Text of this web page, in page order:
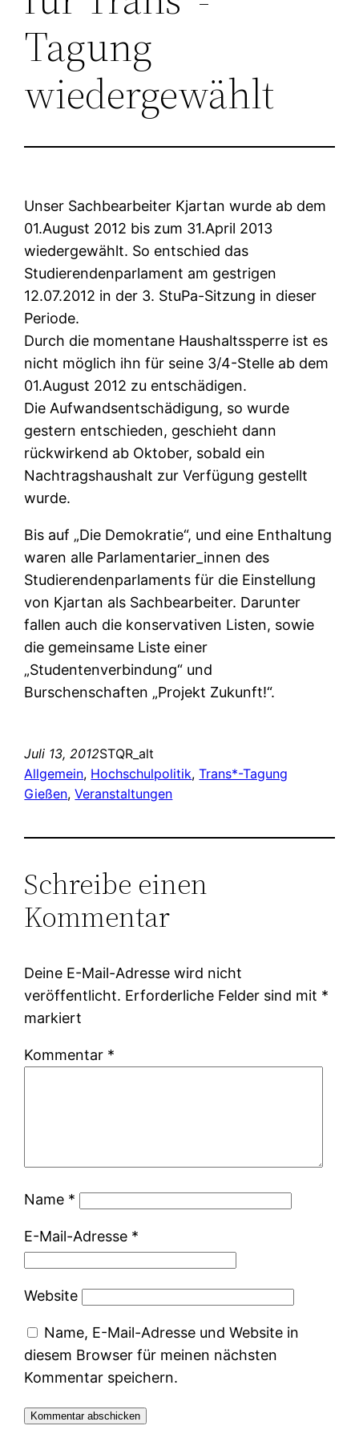
Tagung
wiedergewählt
Unser Sachbearbeiter Kjartan wurde ab dem
01.August 2012 bis zum 31.April 2013
wiedergewählt. So entschied das
Studierendenparlament am gestrigen
12.07.2012 in der 3. StuPa-Sitzung in dieser
Periode.
Durch die momentane Haushaltssperre ist es
nicht möglich ihn für seine 3/4-Stelle ab dem
01.August 2012 zu entschädigen.
Die Aufwandsentschädigung, so wurde
gestern entschieden, geschieht dann
rückwirkend ab Oktober, sobald ein
Nachtragshaushalt zur Verfügung gestellt
wurde.
Bis auf „Die Demokratie“, und eine Enthaltung
waren alle Parlamentarier_innen des
Studierendenparlaments für die Einstellung
von Kjartan als Sachbearbeiter. Darunter
fallen auch die konservativen Listen, sowie
die gemeinsame Liste einer
„Studentenverbindung“ und
Burschenschaften „Projekt Zukunft!“.
Juli 13, 2012STQR_alt
Allgemein, Hochschulpolitik, Trans*-Tagung
Gießen, Veranstaltungen
Schreibe einen
Kommentar
Deine E-Mail-Adresse wird nicht
veröffentlicht. Erforderliche Felder sind mit *
markiert
Kommentar *
Name *
E-Mail-Adresse *
Website
Name, E-Mail-Adresse und Website in
diesem Browser für meinen nächsten
Kommentar speichern.